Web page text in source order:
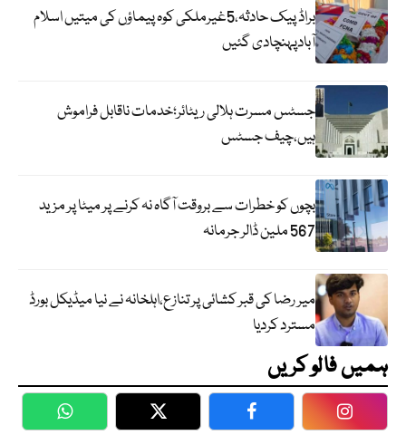
براڈ پیک حادثہ،5غیرملکی کوہ پیماؤں کی میتیں اسلام
آبادپہنچادی گئیں
جسٹس مسرت ہلالی ریٹائر؛خدمات ناقابل فراموش
ہیں،چیف جسٹس
بچوں کو خطرات سے بروقت آگاہ نہ کرنے پر میٹا پر مزید
567 ملین ڈالر جرمانہ
میر رضا کی قبر کشائی پر تنازع،اہلخانہ نے نیا میڈیکل بورڈ
مسترد کردیا
ہمیں فالو کریں
WhatsApp Twitter Facebook